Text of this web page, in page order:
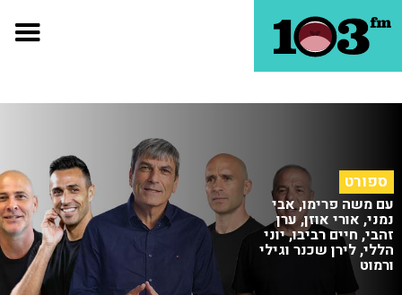
ספורט
עם משה פרימו, אבי
נמני, אורי אוזן, ערן
זהבי, חיים רביבו, יוני
הללי, לירן שכנר וגילי
ורמוט